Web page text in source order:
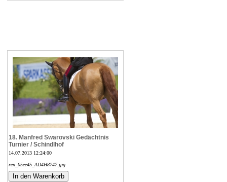
18. Manfred Swarovski Gedächtnis
Turnier / Schindlhof
14.07.2013 12:24:00
ren_05ee45_AD4H8747.jpg